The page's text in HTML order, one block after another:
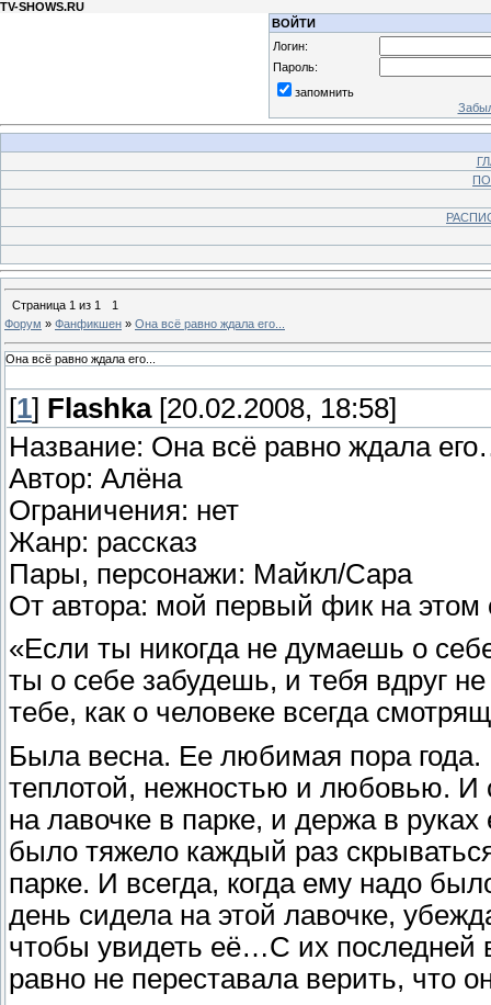
TV-SHOWS.RU
ВОЙТИ
Логин:
Пароль:
запомнить
Страница 1 из 1
1
Форум » Фанфикшен » Она всё равно ждала его...
Она всё равно ждала его...
[1] Flashka[20.02.2008, 18:58]
Название: Она всё равно ждала
Автор: Алёна
Ограничения: нет
Жанр: рассказ
Пары, персонажи: Майкл/Сара
От автора: мой первый фик на этом
«Если ты никогда не думаешь о
ты о себе забудешь, и тебя вдруг
тебе, как о человеке всегда
Была весна. Ее любимая пора года.
теплотой, нежностью и любовью.
на лавочке в парке, и держа в
было тяжело каждый раз
парке. И всегда, когда ему надо
день сидела на этой лавочке,
чтобы увидеть её…С их последней
равно не переставала верить, что